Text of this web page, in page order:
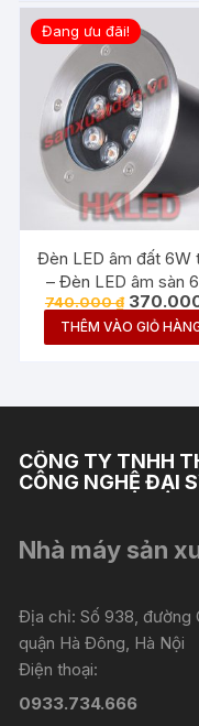
Đang ưu đãi!
Đèn LED âm đất 6W
– Đèn LED âm sàn
tròn
740.000₫ Giá
gốc
là:
740.000
THÊM VÀO GIỎ
CÔNG TY TNHH
CÔNG NGHỆ ĐẠI
Nhà máy sản
Địa chỉ: Số 938, đường
quận Hà Đông, Hà Nội
Điện thoại:
0933.734.666